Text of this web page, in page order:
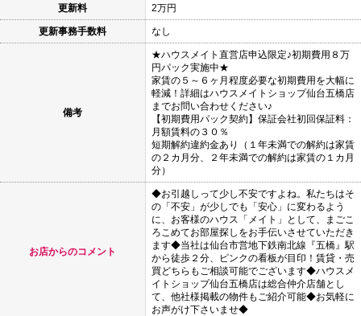
更新料 2万円
更新事務手数料 なし
備考
★ハウスメイト直営店申込限定♪初期費用８万
円パック実施中★
家賃の５～６ヶ月程度必要な初期費用を大幅に
軽減！詳細はハウスメイトショップ仙台五橋店
までお問い合わせください♪
【初期費用パック契約】保証会社初回保証料：
月額賃料の３０％
短期解約違約金あり（１年未満での解約は家賃
の２カ月分、２年未満での解約は家賃の１カ月
分）
お店からのコメント
◆お引越しって少し不安ですよね。私たちはそ
の「不安」が少しでも「安心」に変わるよう
に、お客様のハウス「メイト」として、まごこ
ろこめてお部屋探しをお手伝いさせていただき
ます◆当社は仙台市営地下鉄南北線『五橋』駅
から徒歩２分、ピンクの看板が目印！賃貸・売
買どちらもご相談可能でございます◆ハウスメ
イトショップ仙台五橋店は総合仲介店舗とし
て、他社様掲載の物件もご紹介可能◆お気軽に
お声がけ下さいませ◆